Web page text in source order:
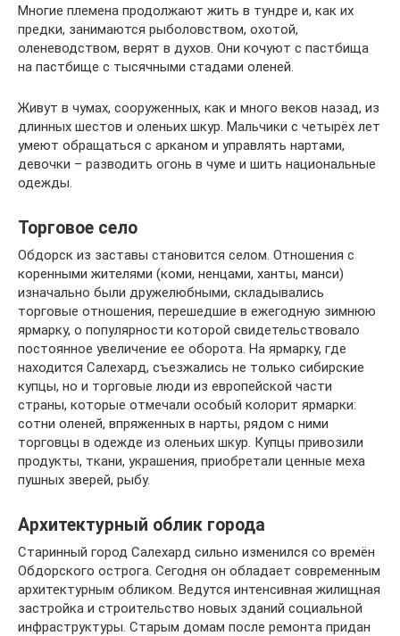
Многие племена продолжают жить в тундре и, как их
предки, занимаются рыболовством, охотой,
оленеводством, верят в духов. Они кочуют с пастбища
на пастбище с тысячными стадами оленей.
Живут в чумах, сооруженных, как и много веков назад, из
длинных шестов и оленьих шкур. Мальчики с четырёх лет
умеют обращаться с арканом и управлять нартами,
девочки – разводить огонь в чуме и шить национальные
одежды.
Торговое село
Обдорск из заставы становится селом. Отношения с
коренными жителями (коми, ненцами, ханты, манси)
изначально были дружелюбными, складывались
торговые отношения, перешедшие в ежегодную зимнюю
ярмарку, о популярности которой свидетельствовало
постоянное увеличение ее оборота. На ярмарку, где
находится Салехард, съезжались не только сибирские
купцы, но и торговые люди из европейской части
страны, которые отмечали особый колорит ярмарки:
сотни оленей, впряженных в нарты, рядом с ними
торговцы в одежде из оленьих шкур. Купцы привозили
продукты, ткани, украшения, приобретали ценные меха
пушных зверей, рыбу.
Архитектурный облик города
Старинный город Салехард сильно изменился со времён
Обдорского острога. Сегодня он обладает современным
архитектурным обликом. Ведутся интенсивная жилищная
застройка и строительство новых зданий социальной
инфраструктуры. Старым домам после ремонта придан